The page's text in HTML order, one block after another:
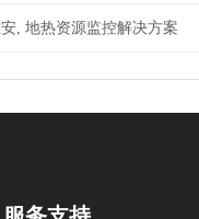
, 地热资源监控解决方案